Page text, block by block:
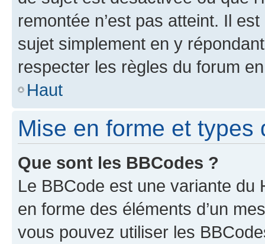
remontée n’est pas atteint. Il
sujet simplement en y
respecter les règles du forum
Haut
Mise en forme et types
Que sont les BBCodes ?
Le BBCode est une variante du
en forme des éléments d’un
vous pouvez utiliser les